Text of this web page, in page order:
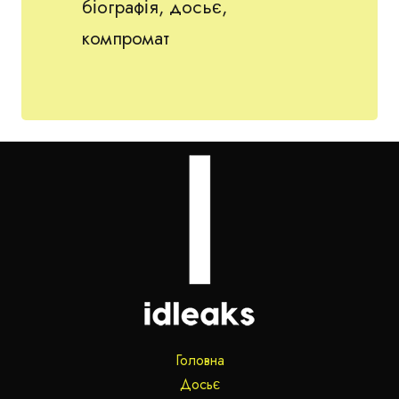
розпочав свій фармацевтичний бізнес ще в 90-х з
бартерних схем: його компанія «Ганза»
виконувала ремонтні роботи на фармзаводі
«Фармак» в обмін на медикаменти. Така проста
біографія, досьє,
компромат
Головна
Досьє